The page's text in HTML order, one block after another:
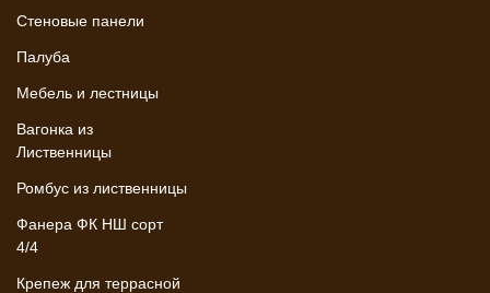
Стеновые панели
Палуба
Мебель и лестницы
Вагонка из
Лиственницы
Ромбус из лиственницы
Фанера ФК НШ сорт
4/4
Крепеж для террасной